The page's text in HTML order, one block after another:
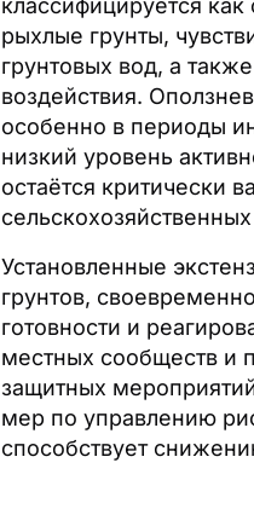
классифицируется
рыхлые грунты,
грунтовых вод, а
воздействия.
особенно в периоды
низкий уровень
остаётся критически
Установленные
грунтов,
готовности и
местных сообществ и
защитных
мер по управлению
способствует